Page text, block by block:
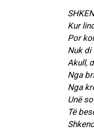
Kur
Por
Nuk di
Akull,
Nga
Nga
Unë
Të